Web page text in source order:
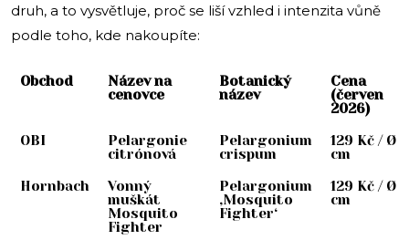
druh, a to vysvětluje, proč se liší vzhled i intenzita vůně
podle toho, kde nakoupíte:
Obchod
Název na
cenovce
Botanický
název
Cena
(červen
2026)
OBI
Pelargonie
citrónová
Pelargonium
crispum
129 Kč / Ø
cm
Hornbach
Vonný
muškát
Mosquito
Fighter
Pelargonium
‚Mosquito
Fighter‘
129 Kč / Ø
cm